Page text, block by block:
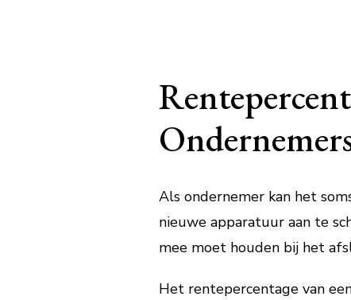
Als ondernemer kan het
nieuwe apparatuur aan te
mee moet houden bij het
Het rentepercentage van